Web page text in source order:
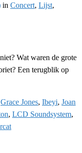
in Concert, Lijst,
Wat waren de grote
Een terugblik op
Grace Jones, Ibeyi, Joan
, LCD Soundsystem,